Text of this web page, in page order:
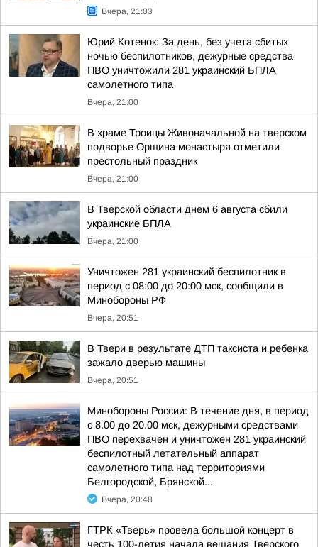
Вчера, 21:03
Юрий Котенок: За день, без учета сбитых
ночью беспилотников, дежурные средства
ПВО уничтожили 281 украинский БПЛА
самолетного типа
Вчера, 21:00
В храме Троицы Живоначальной на тверском
подворье Оршина монастыря отметили
престольный праздник
Вчера, 21:00
В Тверской области днем 6 августа сбили
украинские БПЛА
Вчера, 21:00
Уничтожен 281 украинский беспилотник в
период с 08:00 до 20:00 мск, сообщили в
Минобороны РФ
Вчера, 20:51
В Твери в результате ДТП таксиста и ребенка
зажало дверью машины
Вчера, 20:51
Минобороны России: В течение дня, в период
с 8.00 до 20.00 мск, дежурными средствами
ПВО перехвачен и уничтожен 281 украинский
беспилотный летательный аппарат
самолетного типа над территориями
Белгородской, Брянской...
Вчера, 20:48
ГТРК «Тверь» провела большой концерт в
честь 100-летия начала вещания Тверского